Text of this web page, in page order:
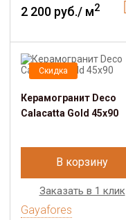
2 200 руб./ м2
Скидка
Керамогранит Deco
Calacatta Gold 45х90
В корзину
Заказать в 1 клик
Gayafores